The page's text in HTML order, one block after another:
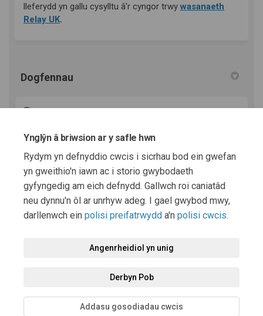
Ynglŷn â briwsion ar y safle hwn
Rydym yn defnyddio cwcis i sicrhau bod ein gwefan
yn gweithio'n iawn ac i storio gwybodaeth
gyfyngedig am eich defnydd. Gallwch roi caniatâd
neu dynnu'n ôl ar unrhyw adeg. I gael gwybod mwy,
darllenwch ein polisi preifatrwydd a'n polisi cwcis.
Angenrheidiol yn unig
Derbyn Pob
Addasu gosodiadau cwcis
lleferydd yn gallu cysylltu â'r cyngor trwy wasanaeth
Relay UK(Dolen allanol)
.
Dogfennau
Polisi Ystadau Fferm - Ffurflen Adborth.pdf (213 KB)
(pdf)